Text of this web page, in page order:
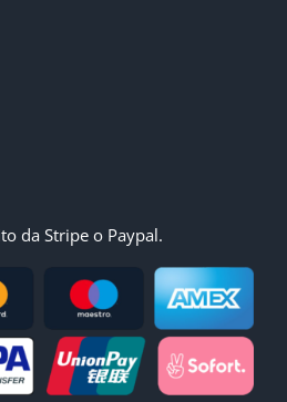
da Stripe o Paypal.